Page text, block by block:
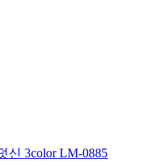
신 3color LM-0885